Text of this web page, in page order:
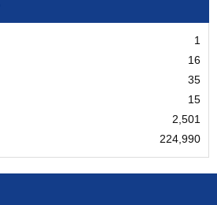
1
16
35
15
2,501
224,990